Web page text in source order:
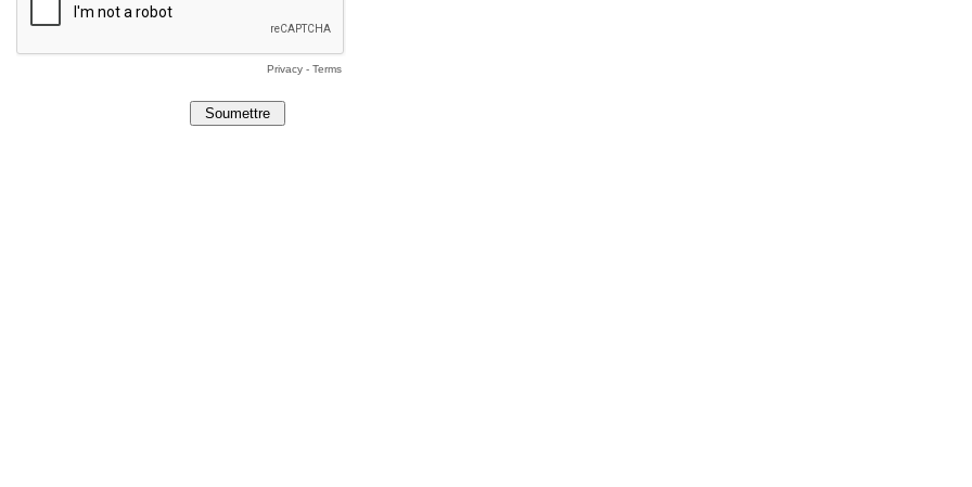
Privacy- Terms